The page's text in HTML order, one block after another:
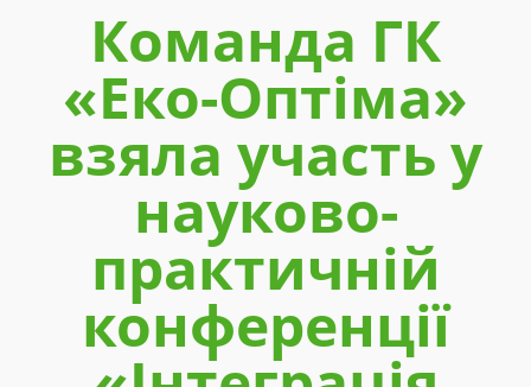
Команда ГК
«Еко-Оптіма»
взяла участь у
науково-
практичній
конференції